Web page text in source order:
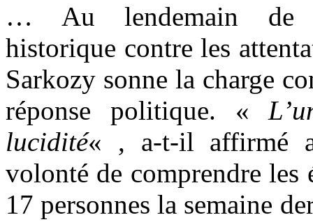
… Au lendemain de
historique contre les
Sarkozy sonne la charge
réponse politique. «
lucidité« , a-t-il affirmé
volonté de comprendre les
17 personnes la semaine